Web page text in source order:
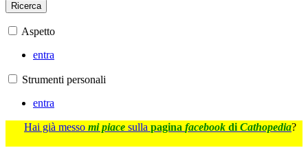
Ricerca
Aspetto
entra
Strumenti personali
entra
Hai già messo mi piace sulla pagina facebook di Cathopedia?